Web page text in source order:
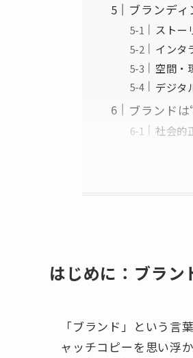
ブランデ
ストー
インタ
空間・
デジタ
ブランド
社会的
はじめに：ブラン
「ブランド」という言
ャッチコピーを思い浮